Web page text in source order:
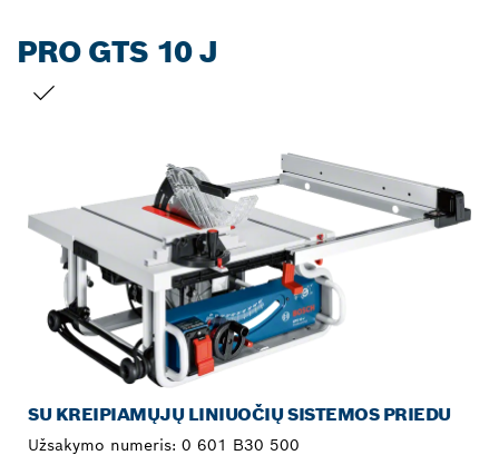
PRO GTS 10 J
SU KREIPIAMŲJŲ LINIUOČIŲ SISTEMOS PRIEDU
Užsakymo numeris: 0 601 B30 500